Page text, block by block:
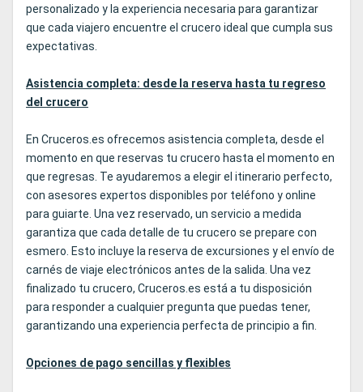
personalizado y la experiencia necesaria para garantizar
que cada viajero encuentre el crucero ideal que cumpla sus
expectativas.
Asistencia completa: desde la reserva hasta tu regreso
del crucero
En Cruceros.es ofrecemos asistencia completa, desde el
momento en que reservas tu crucero hasta el momento en
que regresas. Te ayudaremos a elegir el itinerario perfecto,
con asesores expertos disponibles por teléfono y online
para guiarte. Una vez reservado, un servicio a medida
garantiza que cada detalle de tu crucero se prepare con
esmero. Esto incluye la reserva de excursiones y el envío de
carnés de viaje electrónicos antes de la salida. Una vez
finalizado tu crucero, Cruceros.es está a tu disposición
para responder a cualquier pregunta que puedas tener,
garantizando una experiencia perfecta de principio a fin.
Opciones de pago sencillas y flexibles